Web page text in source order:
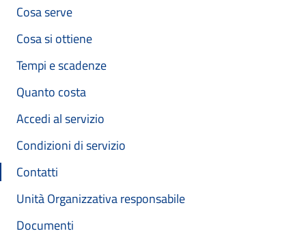
Cosa serve
Cosa si ottiene
Tempi e scadenze
Quanto costa
Accedi al servizio
Condizioni di servizio
Contatti
Unità Organizzativa responsabile
Documenti